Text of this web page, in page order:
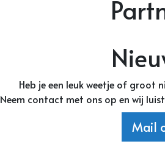
Heb je een leuk weetje of groot
Neem contact met ons op en wij
Mail